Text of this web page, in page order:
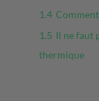
1.4
1.5 Il ne faut
thermique